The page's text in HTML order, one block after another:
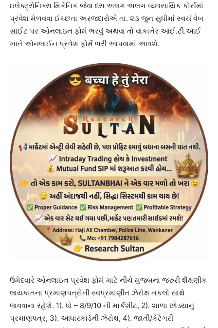
ઇલેક્ટ્રોનિક્સ મિકેનિક જેવા દસ અલગ અલગ વ્યવસાયિક કોર્સમાં
પ્રવેશ મેળવવા ઈચ્છતા અરજદારોએ તા. ૨૩ જુન સુધીમાં સ્વયં વેબ
સાઈટ પર ઓનલાઇન ફોર્મ ભરવું અથવા તો વાંકાનેર આઈ.ટી.આઈ
ખાતે ઓનલાઈન પ્રવેશ ફોર્મ ભરી આપવામાં આવશે.
ઉમેદવારે ઓનલાઇન પ્રવેશ ફોર્મ માટે નીચે મુજબના જરુરી શૈક્ષણીક
લાયકાતના પ્રમાણપત્રોની સ્વપ્રમાણીત ઝેરોક્ષ નકલો સાથે
લાવવાના રહેશે. 1). ધો – 8/9/10 ની માર્કશીટ, 2). શાળા છોડયાનું
પ્રમાણપત્ર, 3). આધારકાર્ડની ઝેરોક્ષ, 4). જાતી/કેટેગરી